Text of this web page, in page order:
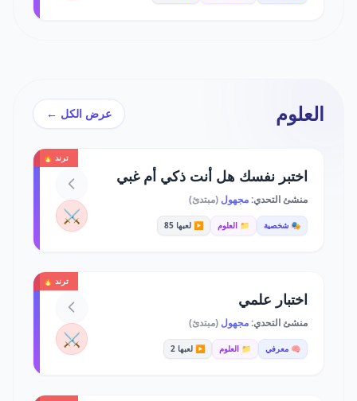
العلوم عرض الكل ←
ترند 🔥
اختبر نفسك هل أنت ذكي أم غبي
منشئ التحدي:مجهول (مبتدئ)
🎭 شخصية 📁 العلوم ▶️ لعبها 85 ⚔️
ترند 🔥
اختبار علمي
منشئ التحدي:مجهول (مبتدئ)
🧠 معرفي 📁 العلوم ▶️ لعبها 2 ⚔️